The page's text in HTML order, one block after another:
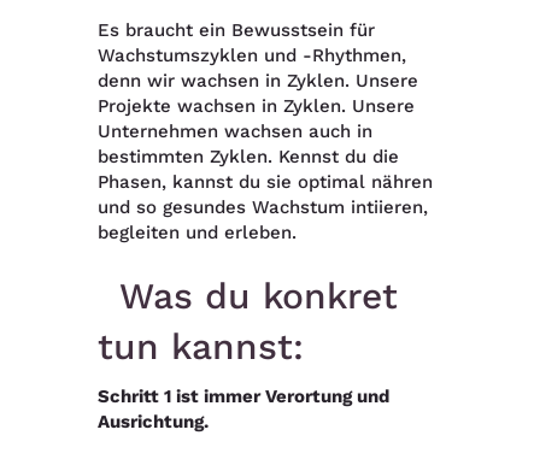
Es braucht ein Bewusstsein für
Wachstumszyklen und -Rhythmen,
denn wir wachsen in Zyklen. Unsere
Projekte wachsen in Zyklen. Unsere
Unternehmen wachsen auch in
bestimmten Zyklen. Kennst du die
Phasen, kannst du sie optimal nähren
und so gesundes Wachstum intiieren,
begleiten und erleben.
Was du konkret
tun kannst:
Schritt 1 ist immer Verortung und
Ausrichtung.